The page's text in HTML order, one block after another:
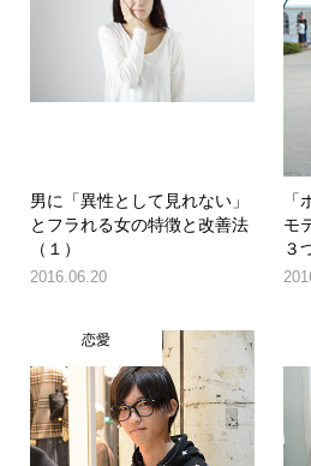
男に「異性として見れない」
とフラれる女の特徴と改善法
（１）
2016.06.20
モ
３
恋愛